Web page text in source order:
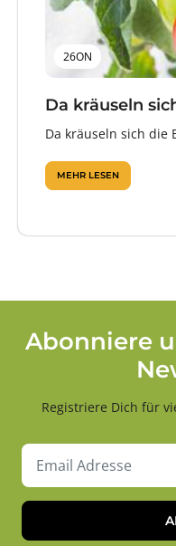
26ON
Da kräuseln
Da kräuseln sich die
MEHR LESEN
Abonniere
Registriere Dich für